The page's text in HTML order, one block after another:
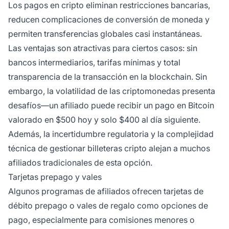
Los pagos en cripto eliminan restricciones bancarias,
reducen complicaciones de conversión de moneda y
permiten transferencias globales casi instantáneas.
Las ventajas son atractivas para ciertos casos: sin
bancos intermediarios, tarifas mínimas y total
transparencia de la transacción en la blockchain. Sin
embargo, la volatilidad de las criptomonedas presenta
desafíos—un afiliado puede recibir un pago en Bitcoin
valorado en $500 hoy y solo $400 al día siguiente.
Además, la incertidumbre regulatoria y la complejidad
técnica de gestionar billeteras cripto alejan a muchos
afiliados tradicionales de esta opción.
Tarjetas prepago y vales
Algunos programas de afiliados ofrecen tarjetas de
débito prepago o vales de regalo como opciones de
pago, especialmente para comisiones menores o